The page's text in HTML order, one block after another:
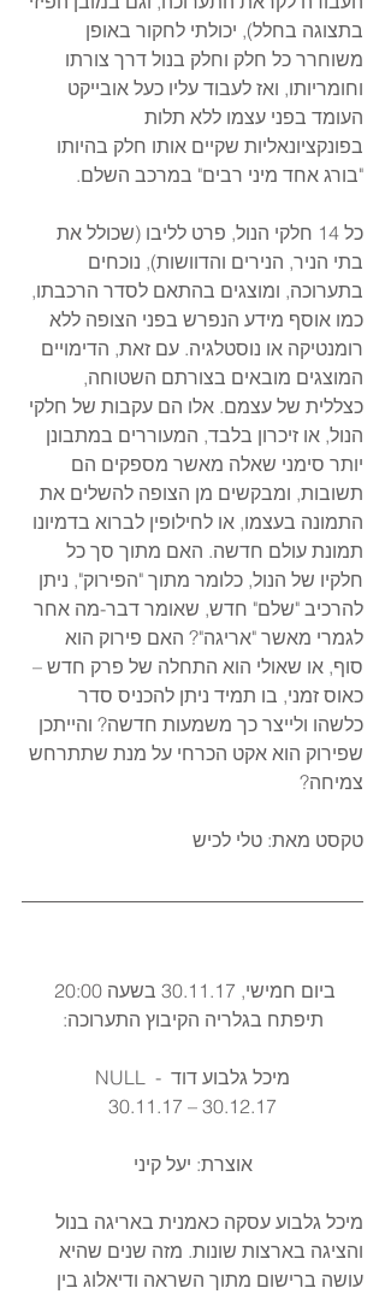
בתצוגה בחלל), יכולתי לחקור באופן
משוחרר כל חלק וחלק בנול דרך צורתו
וחומריותו, ואז לעבוד עליו כעל אובייקט
העומד בפני עצמו ללא תלות
בפונקציונאליות שקיים אותו חלק בהיותו
"בורג אחד מיני רבים" במרכב השלם.
כל 14 חלקי הנול, פרט לליבו (שכולל את
בתי הניר, הנירים והדוושות), נוכחים
בתערוכה, ומוצגים בהתאם לסדר הרכבתו,
כמו אוסף מידע הנפרש בפני הצופה ללא
רומנטיקה או נוסטלגיה. עם זאת, הדימויים
המוצגים מובאים בצורתם השטוחה,
כצללית של עצמם. אלו הם עקבות של חלקי
הנול, או זיכרון בלבד, המעוררים במתבונן
יותר סימני שאלה מאשר מספקים הם
תשובות, ומבקשים מן הצופה להשלים את
התמונה בעצמו, או לחילופין לברוא בדמיונו
תמונת עולם חדשה. האם מתוך סך כל
חלקיו של הנול, כלומר מתוך "הפירוק", ניתן
להרכיב "שלם" חדש, שאומר דבר-מה אחר
לגמרי מאשר "אריגה"? האם פירוק הוא
סוף, או שאולי הוא התחלה של פרק חדש –
כאוס זמני, בו תמיד ניתן להכניס סדר
כלשהו ולייצר כך משמעות חדשה? והייתכן
שפירוק הוא אקט הכרחי על מנת שתתרחש
צמיחה?
טקסט מאת: טלי לכיש
תיפתח בגלריה הקיבוץ התערוכה:
מיכל גלבוע דוד  -  NULL
30.11.17 – 30.12.17
אוצרת: יעל קיני
מיכל גלבוע עסקה כאמנית באריגה בנול
והציגה בארצות שונות. מזה שנים שהיא
עושה ברישום מתוך השראה ודיאלוג בין